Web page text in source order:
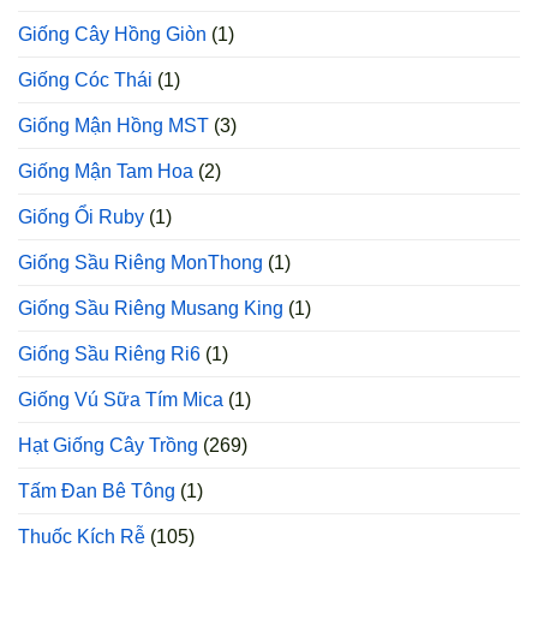
Giống Cây Hồng Giòn (1)
Giống Cóc Thái (1)
Giống Mận Hồng MST (3)
Giống Mận Tam Hoa (2)
Giống Ổi Ruby (1)
Giống Sầu Riêng MonThong (1)
Giống Sầu Riêng Musang King (1)
Giống Sầu Riêng Ri6 (1)
Giống Vú Sữa Tím Mica (1)
Hạt Giống Cây Trồng (269)
Tấm Đan Bê Tông (1)
Thuốc Kích Rễ (105)